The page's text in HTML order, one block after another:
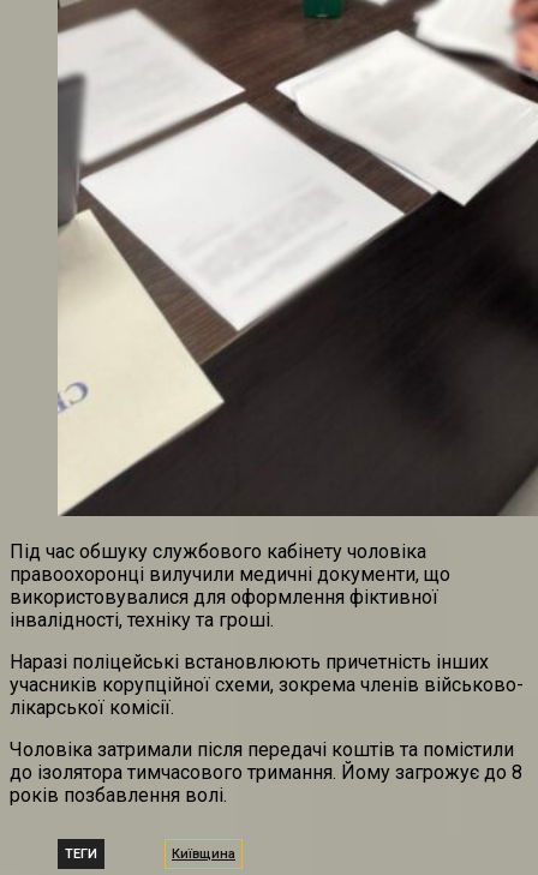
Під час обшуку службового кабінету чоловіка
правоохоронці вилучили медичні документи, що
використовувалися для оформлення фіктивної
інвалідності, техніку та гроші.
Наразі поліцейські встановлюють причетність інших
учасників корупційної схеми, зокрема членів військово-
лікарської комісії.
Чоловіка затримали після передачі коштів та помістили
до ізолятора тимчасового тримання. Йому загрожує до 8
років позбавлення волі.
ТЕГИ Київщина